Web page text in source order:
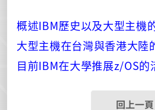
概述IBM歷史以及大型主機
大型主機在台灣與香港大陸
目前IBM在大學推展z/OS的
回上一頁